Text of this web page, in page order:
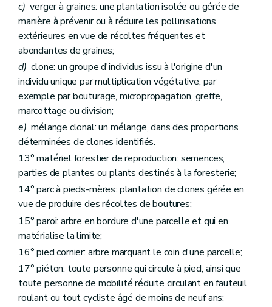
c) verger à graines: une plantation isolée ou gérée de
manière à prévenir ou à réduire les pollinisations
extérieures en vue de récoltes fréquentes et
abondantes de graines;
d) clone: un groupe d'individus issu à l'origine d'un
individu unique par multiplication végétative, par
exemple par bouturage, micropropagation, greffe,
marcottage ou division;
e) mélange clonal: un mélange, dans des proportions
déterminées de clones identifiés.
13° matériel forestier de reproduction: semences,
parties de plantes ou plants destinés à la foresterie;
14° parc à pieds-mères: plantation de clones gérée en
vue de produire des récoltes de boutures;
15° paroi: arbre en bordure d'une parcelle et qui en
matérialise la limite;
16° pied cornier: arbre marquant le coin d'une parcelle;
17° piéton: toute personne qui circule à pied, ainsi que
toute personne de mobilité réduite circulant en fauteuil
roulant ou tout cycliste âgé de moins de neuf ans;